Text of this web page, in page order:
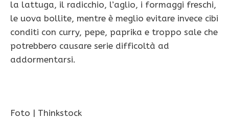
la lattuga, il radicchio, l’aglio, i formaggi freschi,
le uova bollite, mentre è meglio evitare invece cibi
conditi con curry, pepe, paprika e troppo sale che
potrebbero causare serie difficoltà ad
addormentarsi.
Foto | Thinkstock